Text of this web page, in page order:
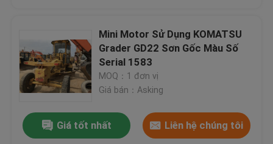
Mini Motor Sử Dụng KOMATSU
Grader GD22 Sơn Gốc Màu Số
Serial 1583
MOQ：1 đơn vị
Giá bán：Asking
Giá tốt nhất Liên hệ chúng tôi